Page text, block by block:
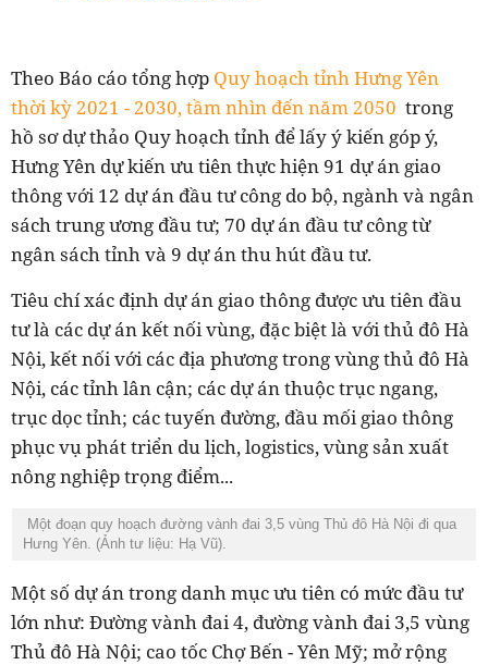
Theo Báo cáo tổng hợp Quy hoạch tỉnh Hưng Yên
thời kỳ 2021 - 2030, tầm nhìn đến năm 2050 trong
hồ sơ dự thảo Quy hoạch tỉnh để lấy ý kiến góp ý,
Hưng Yên dự kiến ưu tiên thực hiện 91 dự án giao
thông với 12 dự án đầu tư công do bộ, ngành và ngân
sách trung ương đầu tư; 70 dự án đầu tư công từ
ngân sách tỉnh và 9 dự án thu hút đầu tư.
Tiêu chí xác định dự án giao thông được ưu tiên đầu
tư là các dự án kết nối vùng, đặc biệt là với thủ đô Hà
Nội, kết nối với các địa phương trong vùng thủ đô Hà
Nội, các tỉnh lân cận; các dự án thuộc trục ngang,
trục dọc tỉnh; các tuyến đường, đầu mối giao thông
phục vụ phát triển du lịch, logistics, vùng sản xuất
nông nghiệp trọng điểm...
Một đoạn quy hoạch đường vành đai 3,5 vùng Thủ đô Hà Nội đi qua
Hưng Yên. (Ảnh tư liệu: Hạ Vũ).
Một số dự án trong danh mục ưu tiên có mức đầu tư
lớn như: Đường vành đai 4, đường vành đai 3,5 vùng
Thủ đô Hà Nội; cao tốc Chợ Bến - Yên Mỹ; mở rộng